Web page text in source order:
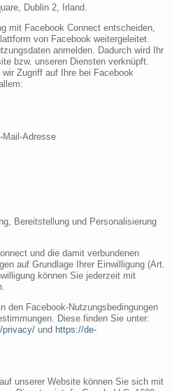
Dublin 2, Irland.
mit Facebook Connect entscheiden,
von Facebook weitergeleitet.
anmelden. Dadurch wird Ihr
bzw. unseren Diensten verknüpft.
Zugriff auf Ihre bei Facebook
Mail-Adresse
Bereitstellung und Personalisierung
und die damit verbundenen
auf Grundlage Ihrer Einwilligung (Art.
können Sie jederzeit mit
den Facebook-Nutzungsbedingungen
Diese finden Sie unter:
privacy/ und https://de-
unserer Website können Sie sich mit